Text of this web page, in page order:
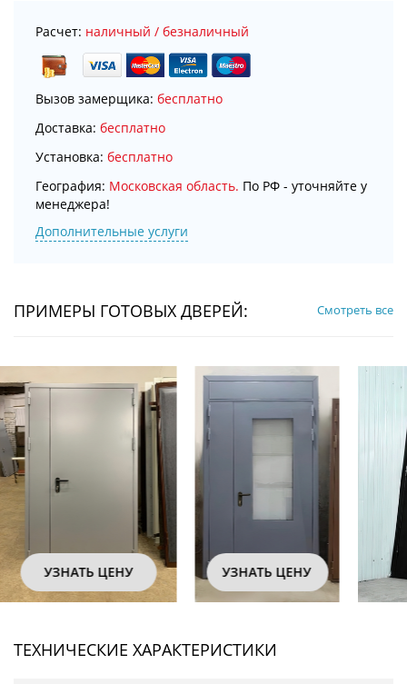
Расчет: наличный / безналичный
Вызов замерщика: бесплатно
Доставка: бесплатно
Установка: бесплатно
География: Московская область. По РФ - уточняйте у
менеджера!
Дополнительные услуги
ПРИМЕРЫ ГОТОВЫХ ДВЕРЕЙ: Смотреть все
УЗНАТЬ ЦЕНУ УЗНАТЬ ЦЕНУ
ТЕХНИЧЕСКИЕ ХАРАКТЕРИСТИКИ